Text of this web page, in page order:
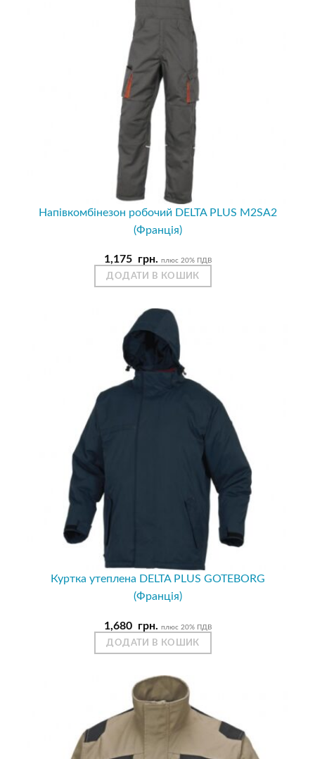
Напівкомбінезон робочий DELTA PLUS M2SA2
(Франція)
1,175 грн. плюс 20% ПДВ
ДОДАТИ В КОШИК
Куртка утеплена DELTA PLUS GOTEBORG
(Франція)
1,680 грн. плюс 20% ПДВ
ДОДАТИ В КОШИК